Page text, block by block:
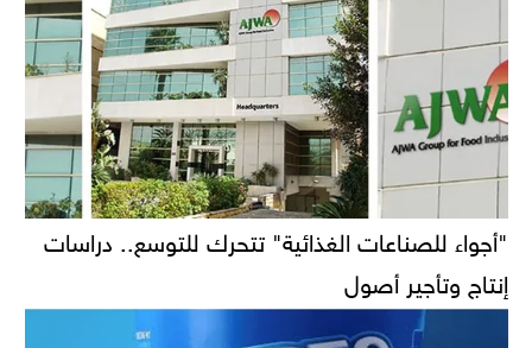
"أجواء للصناعات الغذائية" تتحرك للتوسع.. دراسات
إنتاج وتأجير أصول